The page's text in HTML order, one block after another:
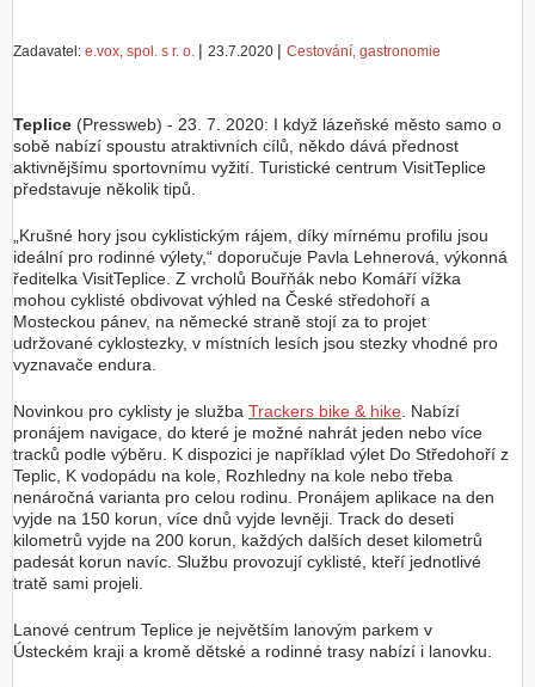
Zadavatel: e.vox, spol. s r. o. | 23.7.2020 | Cestování, gastronomie
Teplice (Pressweb) - 23. 7. 2020: I když lázeňské město samo o
sobě nabízí spoustu atraktivních cílů, někdo dává přednost
aktivnějšímu sportovnímu vyžití. Turistické centrum VisitTeplice
představuje několik tipů.
„Krušné hory jsou cyklistickým rájem, díky mírnému profilu jsou
ideální pro rodinné výlety,“ doporučuje Pavla Lehnerová, výkonná
ředitelka VisitTeplice. Z vrcholů Bouřňák nebo Komáří vížka
mohou cyklisté obdivovat výhled na České středohoří a
Mosteckou pánev, na německé straně stojí za to projet
udržované cyklostezky, v místních lesích jsou stezky vhodné pro
vyznavače endura.
Novinkou pro cyklisty je služba Trackers bike & hike . Nabízí
pronájem navigace, do které je možné nahrát jeden nebo více
tracků podle výběru. K dispozici je například výlet Do Středohoří z
Teplic, K vodopádu na kole, Rozhledny na kole nebo třeba
nenáročná varianta pro celou rodinu. Pronájem aplikace na den
vyjde na 150 korun, více dnů vyjde levněji. Track do deseti
kilometrů vyjde na 200 korun, každých dalších deset kilometrů
padesát korun navíc. Službu provozují cyklisté, kteří jednotlivé
tratě sami projeli.
Lanové centrum Teplice je největším lanovým parkem v
Ústeckém kraji a kromě dětské a rodinné trasy nabízí i lanovku.